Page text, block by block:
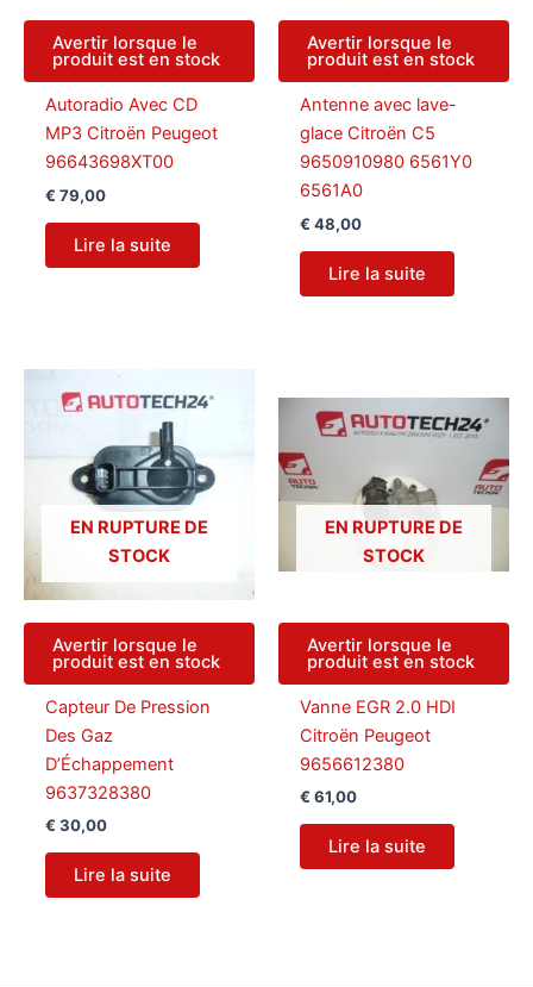
Avertir lorsque le
produit est en stock
Autoradio Avec CD
MP3 Citroën Peugeot
96643698XT00
€ 79,00
Lire la suite
Avertir lorsque le
produit est en stock
Antenne avec lave-
glace Citroën C5
9650910980 6561Y0
6561A0
€ 48,00
Lire la suite
EN RUPTURE DE
STOCK
Avertir lorsque le
produit est en stock
Capteur De Pression
Des Gaz
D’Échappement
9637328380
€ 30,00
Lire la suite
EN RUPTURE DE
STOCK
Avertir lorsque le
produit est en stock
Vanne EGR 2.0 HDI
Citroën Peugeot
9656612380
€ 61,00
Lire la suite